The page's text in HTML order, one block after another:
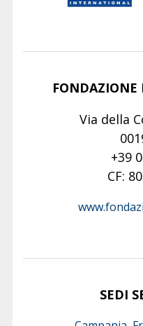
Via della
+39
CF:
SEDI